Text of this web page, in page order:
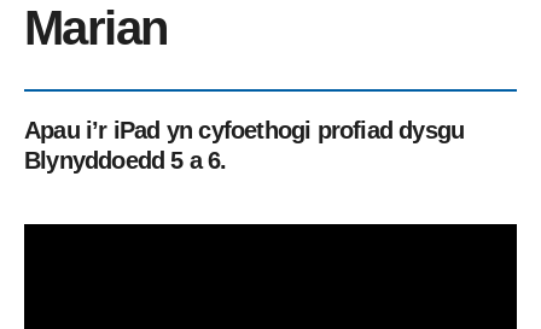
Marian
Apau i’r iPad yn cyfoethogi profiad dysgu
Blynyddoedd 5 a 6.